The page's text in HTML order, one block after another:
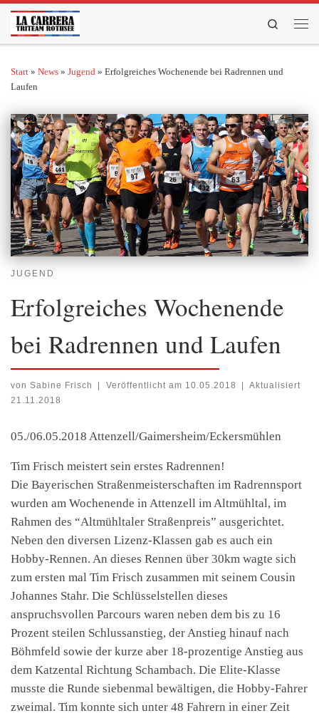
Zum Inhalt springen
Search
Start » News » Jugend » Erfolgreiches Wochenende bei Radrennen und
Laufen
JUGEND
Erfolgreiches Wochenende
bei Radrennen und Laufen
von Sabine Frisch Veröffentlicht am 10.05.2018
Aktualisiert
21.11.2018
05./06.05.2018 Attenzell/Gaimersheim/Eckersmühlen
Tim Frisch meistert sein erstes Radrennen!
Die Bayerischen Straßenmeisterschaften im Radrennsport
wurden am Wochenende in Attenzell im Altmühltal, im
Rahmen des “Altmühltaler Straßenpreis” ausgerichtet.
Neben den diversen Lizenz-Klassen gab es auch ein
Hobby-Rennen. An dieses Rennen über 30km wagte sich
zum ersten mal Tim Frisch zusammen mit seinem Cousin
Johannes Stahr. Die Schlüsselstellen dieses
anspruchsvollen Parcours waren neben dem bis zu 16
Prozent steilen Schlussanstieg, der Anstieg hinauf nach
Böhmfeld sowie der kurze aber 18-prozentige Anstieg aus
dem Katzental Richtung Schambach. Die Elite-Klasse
musste die Runde siebenmal bewältigen, die Hobby-Fahrer
zweimal. Tim konnte sich unter 48 Fahrern in einer Zeit